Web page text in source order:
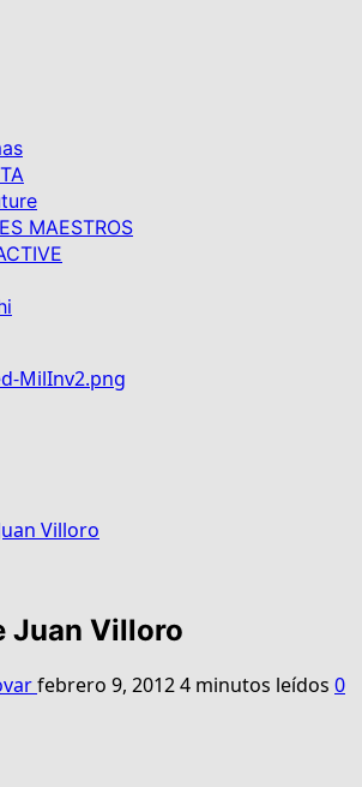
MAESTROS
Villoro
Juan Villoro
febrero 9, 20124 minutos leídos 0